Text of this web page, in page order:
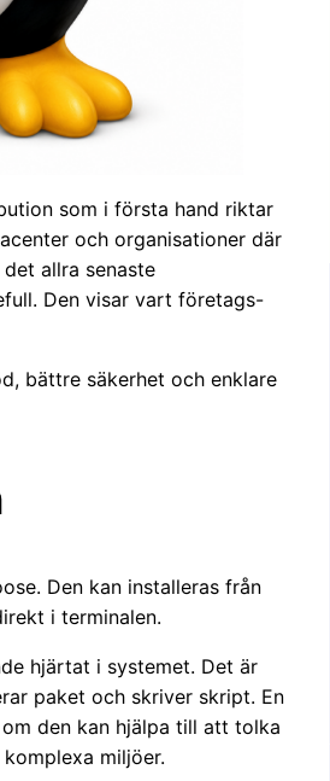
som i första hand riktar
och organisationer där
allra senaste
Den visar vart företags-
bättre säkerhet och enklare
Den kan installeras från
i terminalen.
hjärtat i systemet. Det är
paket och skriver skript. En
den kan hjälpa till att tolka
miljöer.